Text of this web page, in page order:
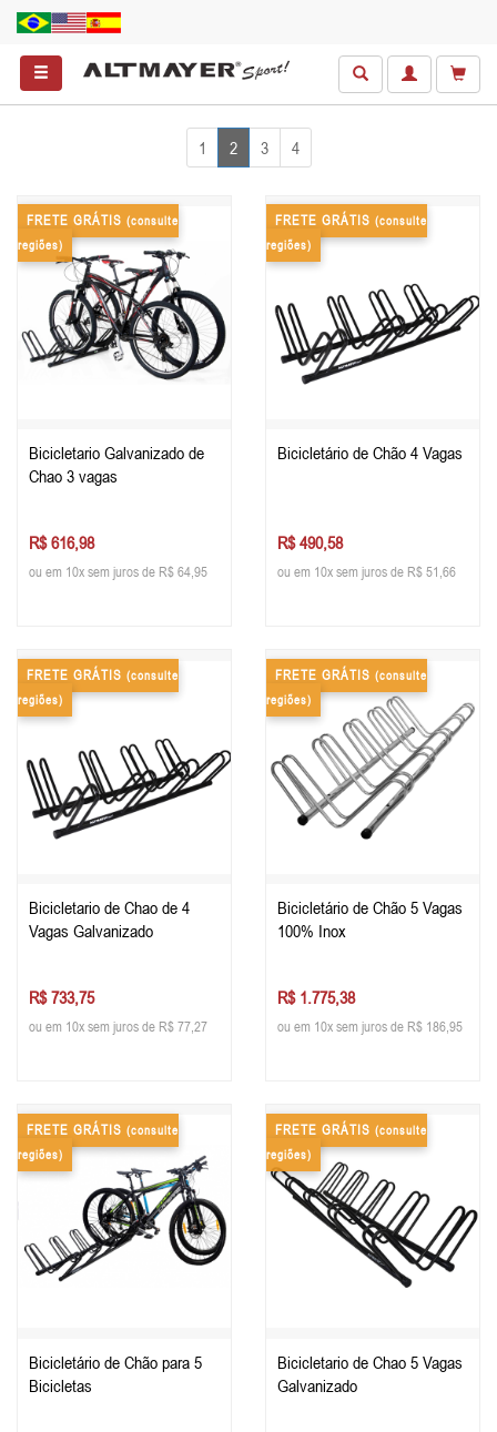
1 2 3 4
FRETE GRÁTIS (consulte
regiões)
Bicicletario Galvanizado de
Chao 3 vagas
R$ 616,98
ou em 10x sem juros de R$ 64,95
FRETE GRÁTIS (consulte
regiões)
Bicicletário de Chão 4 Vagas
R$ 490,58
ou em 10x sem juros de R$ 51,66
FRETE GRÁTIS (consulte
regiões)
Bicicletario de Chao de 4
Vagas Galvanizado
R$ 733,75
ou em 10x sem juros de R$ 77,27
FRETE GRÁTIS (consulte
regiões)
Bicicletário de Chão 5 Vagas
100% Inox
R$ 1.775,38
ou em 10x sem juros de R$ 186,95
FRETE GRÁTIS (consulte
regiões)
Bicicletário de Chão para 5
Bicicletas
FRETE GRÁTIS (consulte
regiões)
Bicicletario de Chao 5 Vagas
Galvanizado